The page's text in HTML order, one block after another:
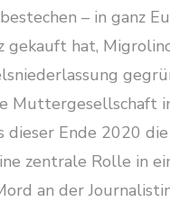
– in ganz
gekauft hat,
Muttergesellschaft
Ende 2020
zentrale Rolle in
an der